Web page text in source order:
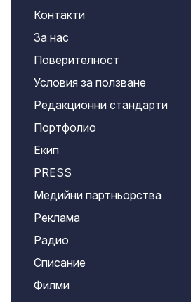
Контакти
За нас
Поверителност
Условия за ползване
Редакционни стандарти
Портфолио
Екип
PRESS
Медийни партньорства
Реклама
Радио
Списание
Филми